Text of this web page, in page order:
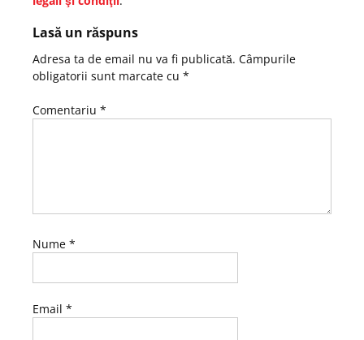
Lasă un răspuns
Adresa ta de email nu va fi publicată. Câmpurile
obligatorii sunt marcate cu *
Comentariu *
Nume *
Email *